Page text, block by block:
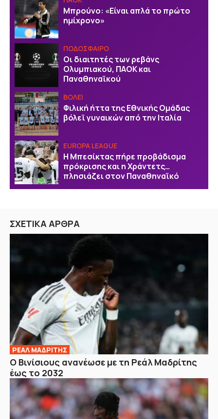
Μπρούνο: «Είναι απλά το πρώτο
ημίχρονο»
ΠΟΔΟΣΦΑΙΡΟ
Οι διαιτητές των ρεβάνς
Ολυμπιακού, ΠΑΟΚ και
Παναθηναϊκού
ΒOΛΕΙ
Φιλική ήττα της Εθνικής Ομάδας
βόλεϊ γυναικών από την Ιταλία
EUROPA LEAGUE
Η Μπεσίκτας πήρε προβάδισμα
πρόκρισης και η Χράντετς…
πλησιάζει στον Παναθηναϊκό
ΣΧΕΤΙΚΑ ΑΡΘΡΑ
ΡΕΑΛ ΜΑΔΡΙΤΗΣ
Ο Βινίσιους ανανέωσε με τη Ρεάλ Μαδρίτης
έως το 2032